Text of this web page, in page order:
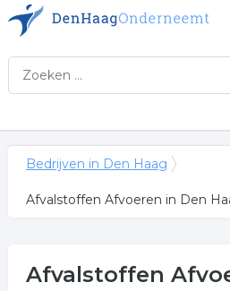
Bedrijven in Den Haag
Afvalstoffen Afvoeren in Den
Afvalstoffen